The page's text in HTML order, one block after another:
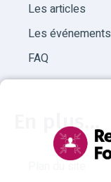
Les articles
Les événements
FAQ
En plus...
Plan du site